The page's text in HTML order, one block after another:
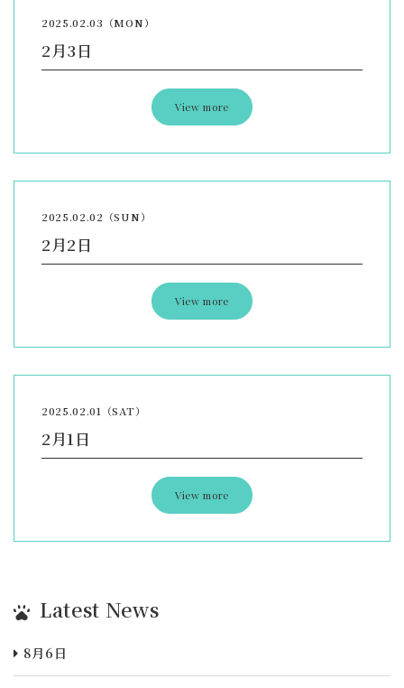
2025.02.03（MON）
2月3日
View more
2025.02.02（SUN）
2月2日
View more
2025.02.01（SAT）
2月1日
View more
Latest News
8月6日